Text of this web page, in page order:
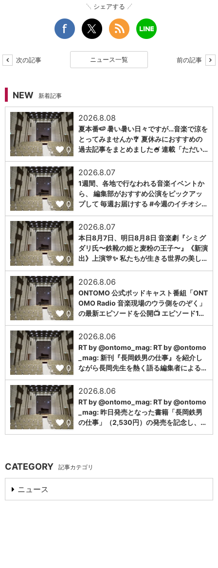
シェアする
次の記事 ニュース一覧 前の記事
NEW 新着記事
0
2026.8.08
夏本番🍉 暑い暑い日々ですが…音楽で涼を
とってみませんか🎐 夏休みにおすすめの
過去記事をまとめました🍧 連載「ただい…
0
2026.8.07
1週間、各地で行なわれる音楽イベントか
ら、 編集部がおすすめ公演をピックアッ
プして 毎週お届けする #今週のイチオシ…
0
2026.8.07
本日8月7日、明日8月8日 音楽劇『シミグ
ダリ氏〜鉄靴の姫と麦粉の王子〜』《新演
出》上演🎊✨ 私たちが生きる世界の美し…
0
2026.8.06
ONTOMO 公式ポッドキャスト番組「ONT
OMO Radio 音楽現場のウラ側をのぞく」
の最新エピソードを公開📺 エピソード1…
0
2026.8.06
RT by @ontomo_mag: RT by @ontomo
_mag: 新刊『長岡鉄男の仕事』を紹介し
ながら長岡先生を熱く語る編集者による…
0
2026.8.06
RT by @ontomo_mag: RT by @ontomo
_mag: 昨日発売となった書籍「長岡鉄男
の仕事」（2,530円）の発売を記念し、…
CATEGORY 記事カテゴリ
ニュース